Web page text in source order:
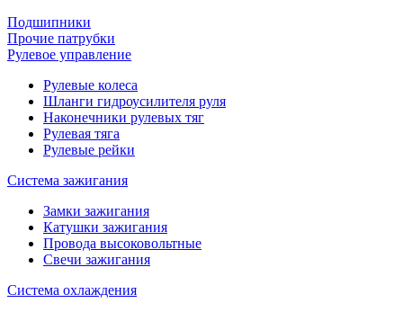
Подшипники
Прочие патрубки
Рулевое управление
Рулевые колеса
Шланги гидроусилителя руля
Наконечники рулевых тяг
Рулевая тяга
Рулевые рейки
Система зажигания
Замки зажигания
Катушки зажигания
Провода высоковольтные
Свечи зажигания
Система охлаждения